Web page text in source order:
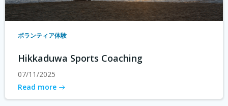
ボランティア体験
Hikkaduwa Sports Coaching
07/11/2025
Read more